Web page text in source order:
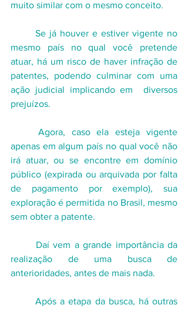
muito similar com o mesmo conceito.
mesmo país no qual você pretende
atuar, há um risco de haver infração de
patentes, podendo culminar com uma
ação judicial implicando em  diversos
prejuízos.
apenas em algum país no qual você não
irá atuar, ou se encontre em domínio
público (expirada ou arquivada por falta
de pagamento por exemplo), sua
exploração é permitida no Brasil, mesmo
sem obter a patente.
realização de uma busca de
anterioridades, antes de mais nada.
	Após a etapa da busca, há outras